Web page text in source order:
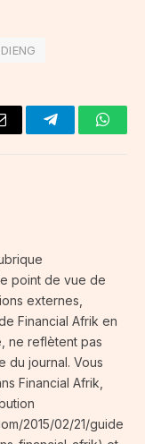
Telegram
point de vue de
externes,
Financial Afrik en
ne reflètent pas
du journal. Vous
Financial Afrik,
2015/02/21/guide